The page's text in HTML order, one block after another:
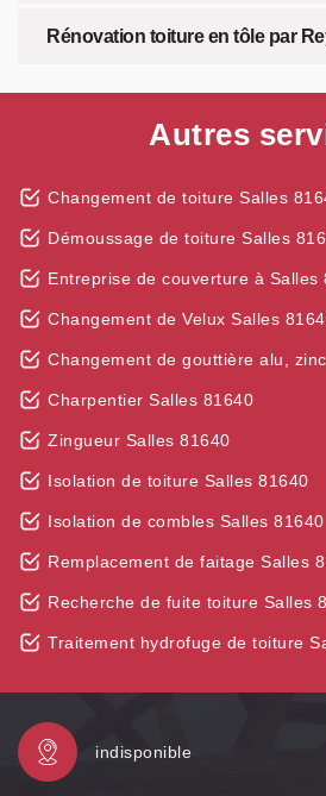
Rénovation toiture en tôle par
Autres
Changement de toiture Salles
Démoussage de toiture Salles
Entreprise de couverture à Salles
Changement de Velux Salles
Changement de gouttière alu,
Charpentier Salles 81640
Zingueur Salles 81640
Isolation de toiture Salles 81640
Isolation de combles Salles 81640
Remplacement de faitage Salles
Recherche de fuite toiture Salles
Traitement hydrofuge de toiture
indisponible